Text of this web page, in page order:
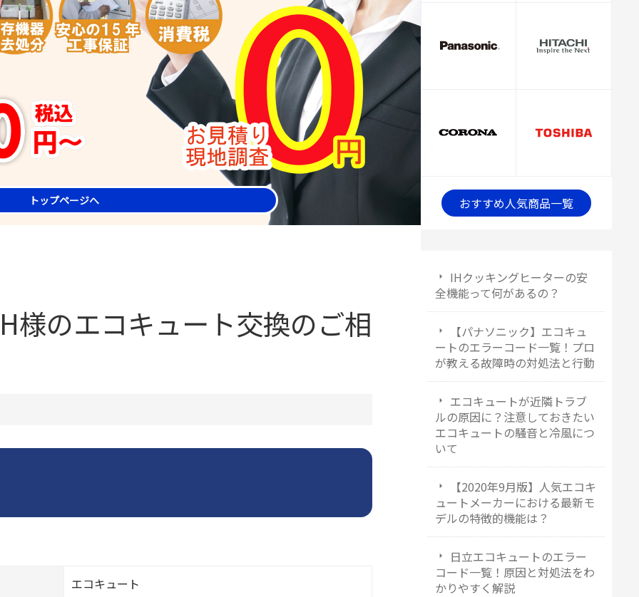
トップページへ
様のエコキュート交換のご相
エコキュート
おすすめ人気商品一覧
IHクッキングヒーターの安
全機能って何があるの？
【パナソニック】エコキュ
ートのエラーコード一覧！プロ
が教える故障時の対処法と行動
エコキュートが近隣トラブ
ルの原因に？注意しておきたい
エコキュートの騒音と冷風につ
いて
【2020年9月版】人気エコキ
ュートメーカーにおける最新モ
デルの特徴的機能は？
日立エコキュートのエラー
コード一覧！原因と対処法をわ
かりやすく解説